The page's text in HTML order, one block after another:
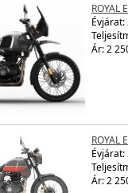
ROYAL
Évjárat:
Ár: 2
ROYAL
Évjárat:
Ár: 2